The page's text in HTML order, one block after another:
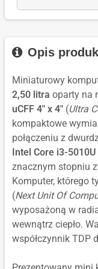
IoT
LTSC
Value
MultiLanguage
Opis
Miniaturowy
2,50 litra oparty na
uCFF 4" x 4" (Ultra
kompaktowe
połączeniu z
Intel Core i3-5010U
znacznym stopniu
Komputer, którego
(Next Unit Of
wyposażoną w
wewnątrz ciepło.
współczynnik TDP